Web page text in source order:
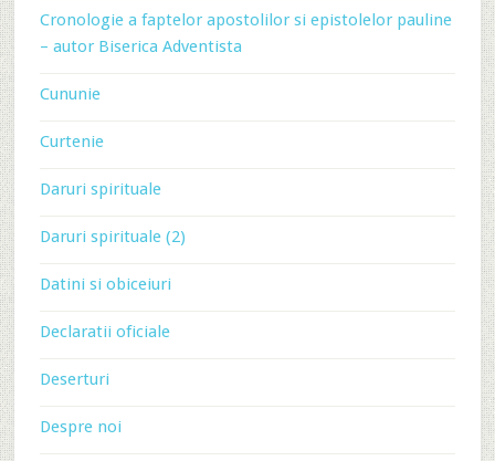
Cronologie a faptelor apostolilor si epistolelor pauline
– autor Biserica Adventista
Cununie
Curtenie
Daruri spirituale
Daruri spirituale (2)
Datini si obiceiuri
Declaratii oficiale
Deserturi
Despre noi